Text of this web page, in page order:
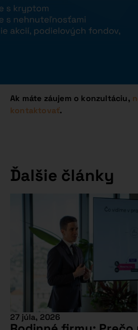
Ak máte záujem o konzultáciu,
kontaktovať.
Ďalšie články
27 júla, 2026